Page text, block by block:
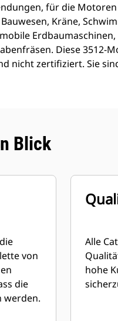
für die
Kräne,
Erdbaumaschinen,
Diese 3512-
nicht zertifiziert. Sie
Blick
von
die
werden.
Alle
hohe